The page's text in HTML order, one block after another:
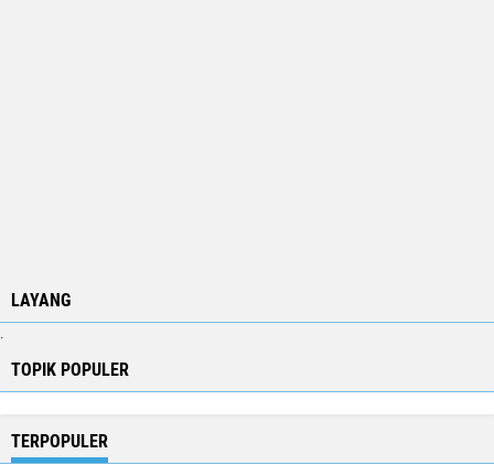
LAYANG
.
TOPIK POPULER
TERPOPULER